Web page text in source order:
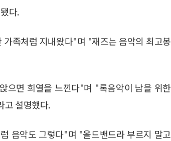
다.
족처럼 지내왔다"며 "재즈는 음악의 최고봉
으면 희열을 느낀다"며 "록음악이 남을 위한
고 설명했다.
음악도 그렇다"며 "올드밴드라 부르지 말고